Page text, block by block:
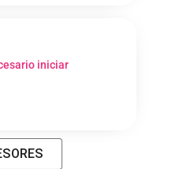
iniciar